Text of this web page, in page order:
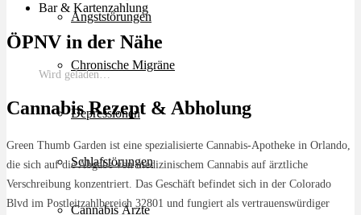
Angststörungen
Chronische Migräne
Depressionen
Schlafstörungen
Cannabis Ärzte
Bar & Kartenzahlung
ÖPNV in der Nähe
Wird geladen…
Cannabis Rezept & Abholung
Green Thumb Garden ist eine spezialisierte Cannabis-Apotheke in Orlando,
die sich auf die Abgabe von medizinischem Cannabis auf ärztliche
Verschreibung konzentriert. Das Geschäft befindet sich in der Colorado
Blvd im Postleitzahlbereich 32801 und fungiert als vertrauenswürdiger